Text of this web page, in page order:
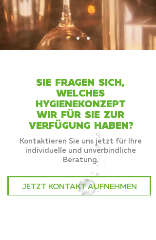
JETZT KONTAKT AUFNEHMEN
Kontaktieren Sie uns jetzt für Ihre
individuelle und unverbindliche
Beratung.
SIE FRAGEN SICH,
WELCHES
HYGIENEKONZEPT
WIR FÜR SIE ZUR
VERFÜGUNG HABEN?